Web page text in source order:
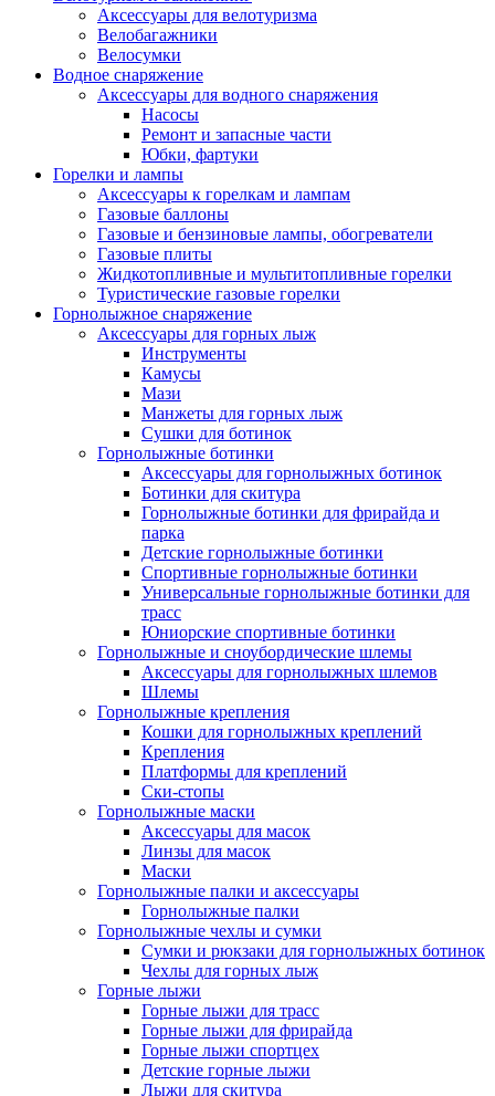
Аксессуары для велотуризма
Велобагажники
Велосумки
Водное снаряжение
Аксессуары для водного снаряжения
Насосы
Ремонт и запасные части
Юбки, фартуки
Горелки и лампы
Аксессуары к горелкам и лампам
Газовые баллоны
Газовые и бензиновые лампы, обогреватели
Газовые плиты
Жидкотопливные и мультитопливные горелки
Туристические газовые горелки
Горнолыжное снаряжение
Аксессуары для горных лыж
Инструменты
Камусы
Мази
Манжеты для горных лыж
Сушки для ботинок
Горнолыжные ботинки
Аксессуары для горнолыжных ботинок
Ботинки для скитура
Горнолыжные ботинки для фрирайда и
парка
Детские горнолыжные ботинки
Спортивные горнолыжные ботинки
Универсальные горнолыжные ботинки для
трасс
Юниорские спортивные ботинки
Горнолыжные и сноубордические шлемы
Аксессуары для горнолыжных шлемов
Шлемы
Горнолыжные крепления
Кошки для горнолыжных креплений
Крепления
Платформы для креплений
Ски-стопы
Горнолыжные маски
Аксессуары для масок
Линзы для масок
Маски
Горнолыжные палки и аксессуары
Горнолыжные палки
Горнолыжные чехлы и сумки
Сумки и рюкзаки для горнолыжных ботинок
Чехлы для горных лыж
Горные лыжи
Горные лыжи для трасс
Горные лыжи для фрирайда
Горные лыжи спортцех
Детские горные лыжи
Лыжи для скитура